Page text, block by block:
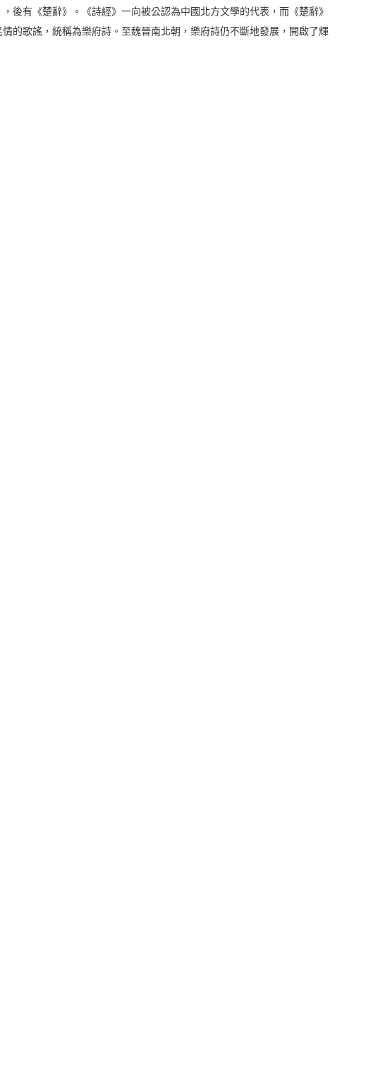
後有《楚辭》。《詩經》一向被公認為中國北方文學的代表，而《楚辭》
的歌謠，統稱為樂府詩。至魏晉南北朝，樂府詩仍不斷地發展，開啟了輝